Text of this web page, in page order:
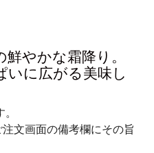
やかな霜降り。
いに広がる美味し
文画面の備考欄にその旨